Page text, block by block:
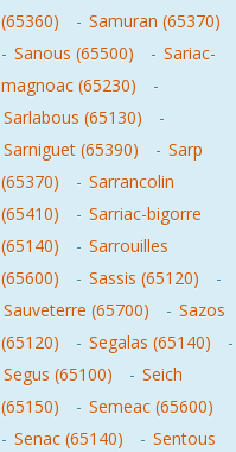
(65360)
- Samuran (65370)
- Sanous (65500) - Sariac-
magnoac (65230)
-
Sarlabous (65130)
-
Sarniguet (65390)
- Sarp
(65370)
- Sarrancolin
(65410)
- Sarriac-bigorre
(65140)
- Sarrouilles
(65600)
- Sassis (65120)
-
Sauveterre (65700)
- Sazos
(65120)
- Segalas (65140)
-
Segus (65100)
- Seich
(65150)
- Semeac (65600)
- Senac (65140) - Sentous